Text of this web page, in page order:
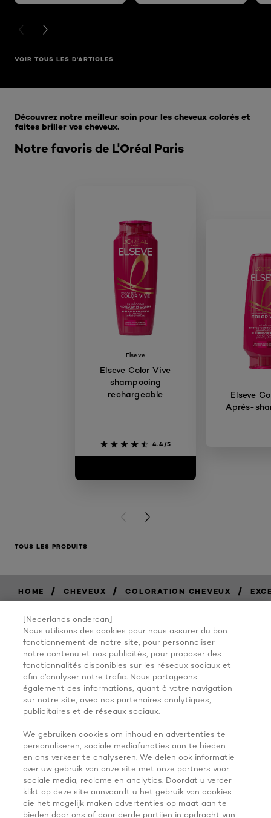
PREVIOUS CARD
NEXT CARD
VOIR TOUS LES D'ARTICLES
Notre favoris de L'Oréal Paris
Découvrez notre meilleur soin pour les cheveux colorés et
faites briller vos cheveux.
Elseve
Elseve Color Vive
shampooing
rechargeable​
4.4/5
Elseve
Après-
PREVIOUS CARD
NEXT CARD
TOUS LES PRODUITS
HOME / CHEVEUX / COLORATION CHEVEUX /
BECAUSE
YOU'RE
WORTH IT
PLUS À EXPLORER
[Nederlands onderaan]
Nous utilisons des cookies pour nous assurer du bon
fonctionnement de notre site, pour personnaliser
notre contenu et nos publicités, pour proposer des
fonctionnalités disponibles sur les réseaux sociaux et
afin d’analyser notre trafic. Nous partageons
également des informations, quant à votre navigation
sur notre site, avec nos partenaires analytiques,
publicitaires et de réseaux sociaux.
We gebruiken cookies om inhoud en advertenties te
personaliseren, sociale mediafuncties aan te bieden
en ons verkeer te analyseren. We delen ook informatie
over uw gebruik van onze site met onze partners voor
sociale media, reclame en analytics. Doordat u verder
klikt op deze site aanvaardt u het gebruik van cookies
die het mogelijk maken advertenties op maat aan te
bieden door ons of door derde partijen in opdracht van